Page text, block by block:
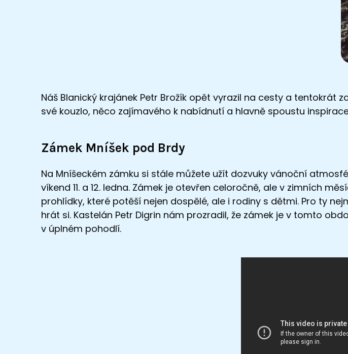
Náš Blanický krajánek Petr Brožík opět vyrazil na cesty a
své kouzlo, něco zajímavého k nabídnutí a hlavně spoustu
Zámek Mníšek pod Brdy
Na Mníšeckém zámku si stále můžete užít dozvuky vánoční
víkend 11. a 12. ledna. Zámek je otevřen celoročně, ale v zimních
prohlídky, které potěší nejen dospělé, ale i rodiny s dětmi. Pro ty
hrát si. Kastelán Petr Digrin nám prozradil, že zámek je v tomto
v úplném pohodlí.